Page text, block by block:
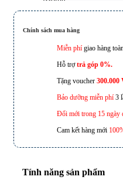
21 Nguyễn Đức Cảnh,
221D Lạch Tray, Ngô
173 Nguyễn Thái
Chính sách mua hàng
Miễn phí giao hàng
Hỗ trợtrả góp 0%.
Tặng voucher
Bảo dưỡng miễn phí 3
Đổi mới trong 15 ngày
Cam kết hàng mới
Tính năng sản phẩm